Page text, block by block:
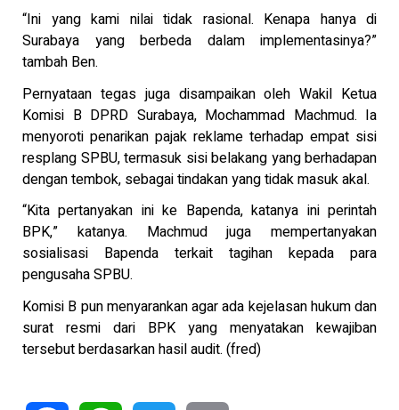
“Ini yang kami nilai tidak rasional. Kenapa hanya di
Surabaya yang berbeda dalam implementasinya?”
tambah Ben.
Pernyataan tegas juga disampaikan oleh Wakil Ketua
Komisi B DPRD Surabaya, Mochammad Machmud. Ia
menyoroti penarikan pajak reklame terhadap empat sisi
resplang SPBU, termasuk sisi belakang yang berhadapan
dengan tembok, sebagai tindakan yang tidak masuk akal.
“Kita pertanyakan ini ke Bapenda, katanya ini perintah
BPK,” katanya. Machmud juga mempertanyakan
sosialisasi Bapenda terkait tagihan kepada para
pengusaha SPBU.
Komisi B pun menyarankan agar ada kejelasan hukum dan
surat resmi dari BPK yang menyatakan kewajiban
tersebut berdasarkan hasil audit. (fred)